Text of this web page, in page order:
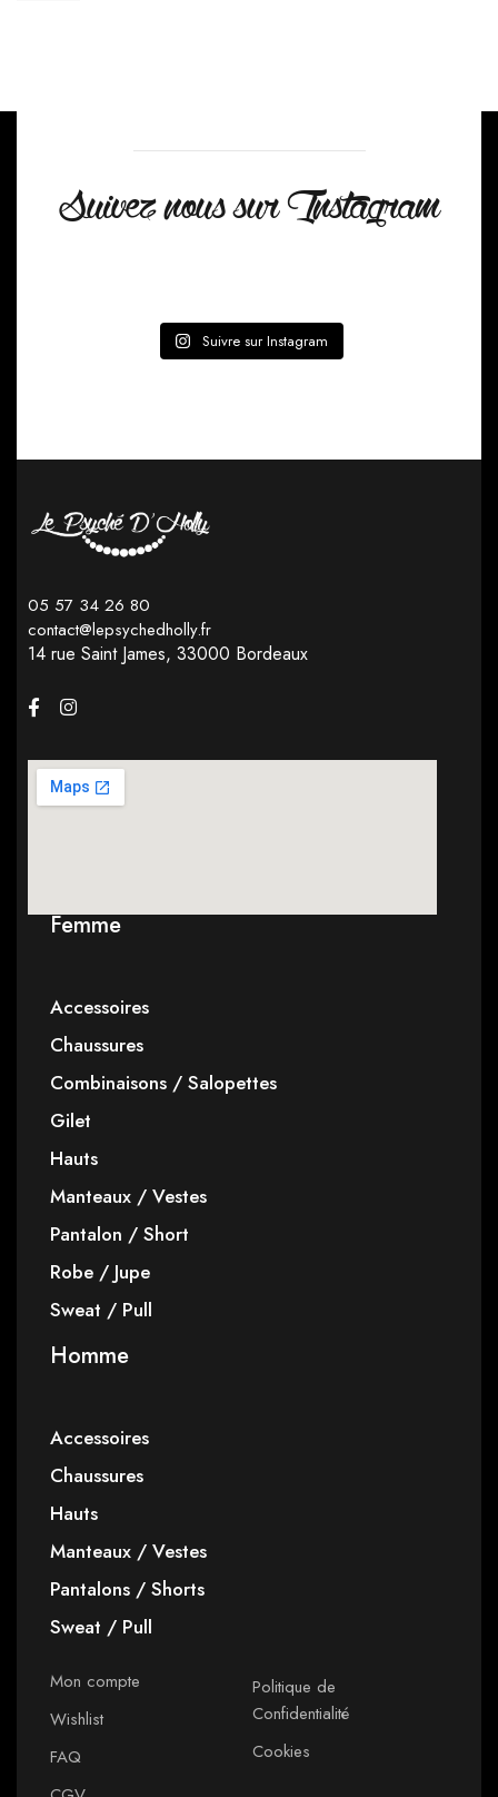
Suivez nous sur Instagram
Suivre sur Instagram
05 57 34 26 80
contact@lepsychedholly.fr
14 rue Saint James, 33000 Bordeaux
Femme
Accessoires
Chaussures
Combinaisons / Salopettes
Gilet
Hauts
Manteaux / Vestes
Pantalon / Short
Robe / Jupe
Sweat / Pull
Homme
Accessoires
Chaussures
Hauts
Manteaux / Vestes
Pantalons / Shorts
Sweat / Pull
Mon compte
Wishlist
FAQ
Politique de
Confidentialité
Cookies